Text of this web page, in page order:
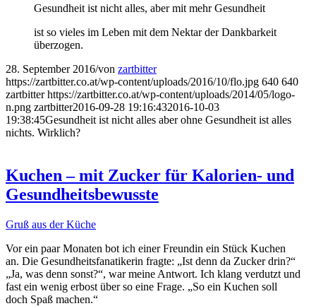
Gesundheit ist nicht alles, aber mit mehr Gesundheit
ist so vieles im Leben mit dem Nektar der Dankbarkeit
überzogen.
28. September 2016/von zartbitter
https://zartbitter.co.at/wp-content/uploads/2016/10/flo.jpg 640 640
zartbitter https://zartbitter.co.at/wp-content/uploads/2014/05/logo-
n.png zartbitter2016-09-28 19:16:432016-10-03
19:38:45Gesundheit ist nicht alles aber ohne Gesundheit ist alles
nichts. Wirklich?
Kuchen – mit Zucker für Kalorien- und
Gesundheitsbewusste
Gruß aus der Küche
Vor ein paar Monaten bot ich einer Freundin ein Stück Kuchen
an. Die Gesundheitsfanatikerin fragte: „Ist denn da Zucker drin?“
„Ja, was denn sonst?“, war meine Antwort. Ich klang verdutzt und
fast ein wenig erbost über so eine Frage. „So ein Kuchen soll
doch Spaß machen.“